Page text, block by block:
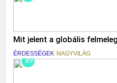
Mit jelent a globális
ÉRDESSÉGEK NAGYVILÁG
89